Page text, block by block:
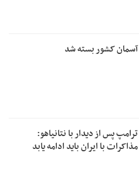
آسمان کشور بسته شد
ترامپ پس از دیدار با نتانیاهو:
مذاکرات با ایران باید ادامه یابد